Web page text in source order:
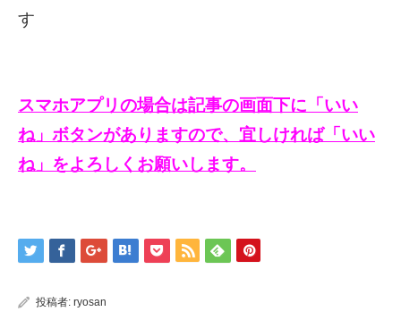
す
スマホアプリの場合は記事の画面下に「いい
ね」ボタンがありますので、宜しければ「いい
ね」をよろしくお願いします。
投稿者: ryosan